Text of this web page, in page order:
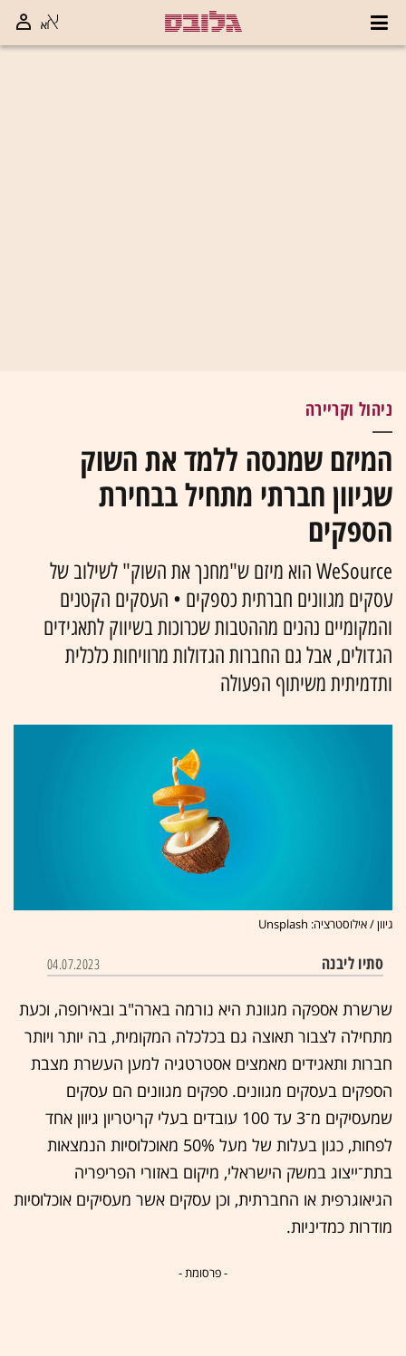
ניהול וקריירה
המיזם שמנסה ללמד את השוק
שגיוון חברתי מתחיל בבחירת
הספקים
WeSource הוא מיזם ש"מחנך את השוק" לשילוב של
עסקים מגוונים חברתית כספקים • העסקים הקטנים
והמקומיים נהנים מההטבות שכרוכות בשיווק לתאגידים
הגדולים, אבל גם החברות הגדולות מרוויחות כלכלית
ותדמיתית משיתוף הפעולה
גיוון / אילוסטרציה: Unsplash
סתיו ליבנה 04.07.2023
שרשרת אספקה מגוונת היא נורמה בארה"ב ובאירופה, וכעת
מתחילה לצבור תאוצה גם בכלכלה המקומית, בה יותר ויותר
חברות ותאגידים מאמצים אסטרטגיה למען העשרת מצבת
הספקים בעסקים מגוונים. ספקים מגוונים הם עסקים
שמעסיקים מ־3 עד 100 עובדים בעלי קריטריון גיוון אחד
לפחות, כגון בעלות של מעל 50% מאוכלוסיות הנמצאות
בתת־ייצוג במשק הישראלי, מיקום באזורי הפריפריה
הגיאוגרפית או החברתית, וכן עסקים אשר מעסיקים אוכלוסיות
מודרות כמדיניות.
- פרסומת -